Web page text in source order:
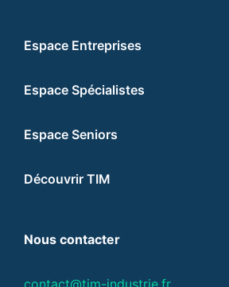
Espace Entreprises
Espace Spécialistes
Espace Seniors
Découvrir TIM
Nous contacter